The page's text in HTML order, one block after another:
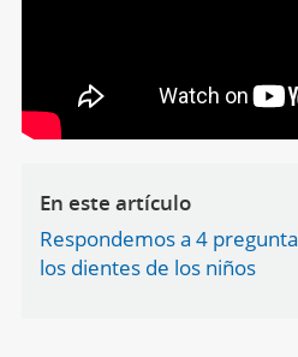
En este artículo
Respondemos a 4
los dientes de los niños